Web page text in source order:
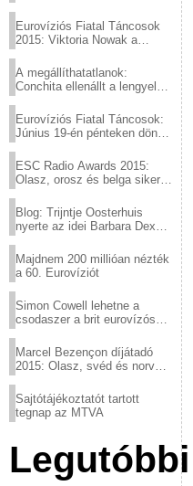
Eurovíziós Fiatal Táncosok
2015: Viktoria Nowak a
A megállíthatatlanok:
Conchita ellenállt a lengyel
Eurovíziós Fiatal Táncosok:
Június 19-én pénteken döntő
ESC Radio Awards 2015:
Olasz, orosz és belga siker,
Blog: Trijntje Oosterhuis
nyerte az idei Barbara Dex
Majdnem 200 millióan nézték
a 60. Eurovíziót
Simon Cowell lehetne a
csodaszer a brit eurovízós
Marcel Bezençon díjátadó
2015: Olasz, svéd és norvég
Sajtótájékoztatót tartott
tegnap az MTVA
Legutóbbi